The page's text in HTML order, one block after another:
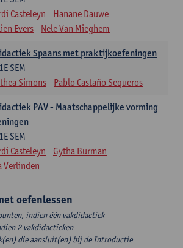
Casteleyn
Hanane Dauwe
Evers
Nele Van Mieghem
Spaans met praktijkoefeningen
1E SEM
Simons Pablo Castaño Sequeros
PAV - Maatschappelijke vorming
1E SEM
Casteleyn
Gytha Burman
Verlinden
oefenlessen
indien één vakdidactiek
2 vakdidactieken
die aansluit(en) bij de Introductie